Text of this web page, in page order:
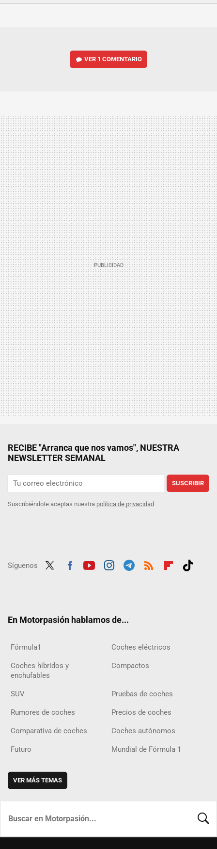
FACEBOOKTWITTERFLIPBOARD
E-
WHATSAPP
VER 1 COMENTARIO
RECIBE "Arranca que nos vamos", NUESTRA
NEWSLETTER SEMANAL
SUSCRIBIR
Suscribiéndote aceptas nuestra política de privacidad
Síguenos
En Motorpasión hablamos de...
Fórmula1 Coches eléctricos
Coches híbridos y
enchufables
Compactos
SUV Pruebas de coches
Rumores de coches Precios de coches
Comparativa de coches Coches autónomos
Futuro Mundial de Fórmula 1
VER MÁS TEMAS